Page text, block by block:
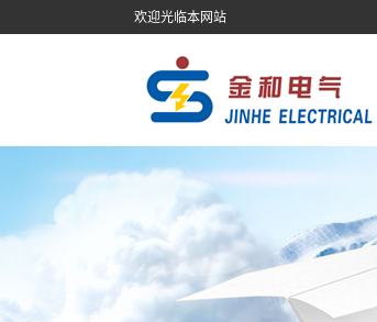
欢迎光临本网站